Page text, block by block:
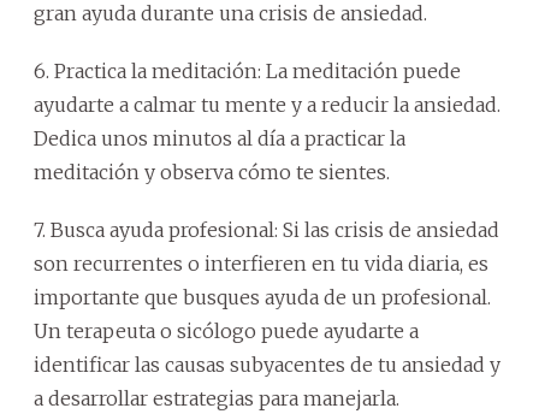
gran ayuda durante una crisis de ansiedad.
6. Practica la meditación: La meditación puede
ayudarte a calmar tu mente y a reducir la ansiedad.
Dedica unos minutos al día a practicar la
meditación y observa cómo te sientes.
7. Busca ayuda profesional: Si las crisis de ansiedad
son recurrentes o interfieren en tu vida diaria, es
importante que busques ayuda de un profesional.
Un terapeuta o sicólogo puede ayudarte a
identificar las causas subyacentes de tu ansiedad y
a desarrollar estrategias para manejarla.